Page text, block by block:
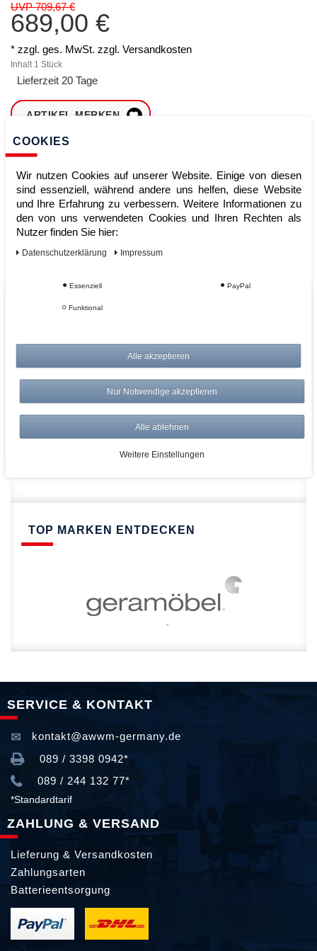
UVP 709,67 €
689,00 €
* zzgl. ges. MwSt. zzgl. Versandkosten
Inhalt 1 Stück
Lieferzeit 20 Tage
ARTIKEL MERKEN
Sofort lieferbar
Vom Profi für Profis - Ihre Vorteile
Versandkostenfrei ab 150€
Risikolos: 14 Tage Rückgabe
Über 20.000 Artikel
Schnelle Lieferung
TOP MARKEN ENTDECKEN
SERVICE & KONTAKT
kontakt@awwm-germany.de
089 / 3398 0942*
089 / 244 132 77*
*Standardtarif
ZAHLUNG & VERSAND
Lieferung & Versandkosten
Zahlungsarten
Batterieentsorgung
COOKIES
Wir nutzen Cookies auf unserer Website. Einige von diesen
sind essenziell, während andere uns helfen, diese Website
und Ihre Erfahrung zu verbessern. Weitere Informationen zu
den von uns verwendeten Cookies und Ihren Rechten als
Nutzer finden Sie hier:
Daten­schutz­erklärung Impressum
Essenziell PayPal
Funktional
Alle akzeptieren
Nur Notwendige akzeptieren
Alle ablehnen
Weitere Einstellungen